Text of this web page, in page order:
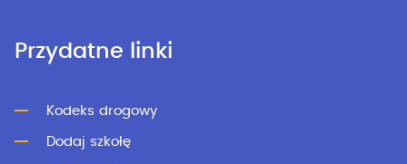
Przydatne linki
Kodeks drogowy
Dodaj szkołę